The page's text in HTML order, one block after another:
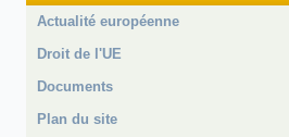
Actualité européenne
Droit de l'UE
Documents
Plan du site